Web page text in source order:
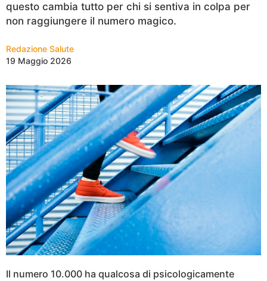
questo cambia tutto per chi si sentiva in colpa per
non raggiungere il numero magico.
Redazione Salute
19 Maggio 2026
Il numero 10.000 ha qualcosa di psicologicamente